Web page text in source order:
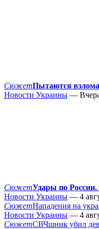
СюжетПытаются
Новости Украины —
СюжетУдары по России.
Новости Украины — 4
СюжетНападения на
Новости Украины — 4
СюжетСВЧшник убил